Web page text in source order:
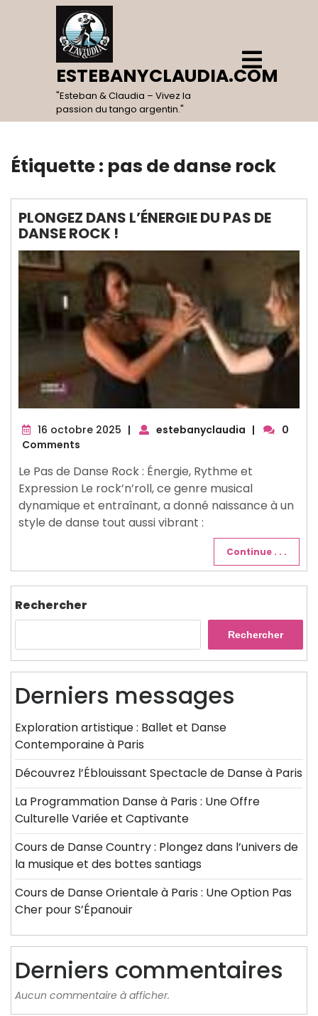
ESTEBANYCLAUDIA.COM
"Esteban & Claudia – Vivez la
passion du tango argentin."
Open
Menu
Étiquette : pas de danse rock
PLONGEZ DANS L’ÉNERGIE DU PAS DE
DANSE ROCK !
16 octobre 2025 16| estebanyclaudia |
0
Comments
Le Pas de Danse Rock : Énergie, Rythme et
Expression Le rock’n’roll, ce genre musical
dynamique et entraînant, a donné naissance à un
style de danse tout aussi vibrant :
Continue . . .
Rechercher
Rechercher
Derniers messages
Exploration artistique : Ballet et Danse
Contemporaine à Paris
Découvrez l’Éblouissant Spectacle de Danse à Paris
La Programmation Danse à Paris : Une Offre
Culturelle Variée et Captivante
Cours de Danse Country : Plongez dans l’univers de
la musique et des bottes santiags
Cours de Danse Orientale à Paris : Une Option Pas
Cher pour S’Épanouir
Derniers commentaires
Aucun commentaire à afficher.